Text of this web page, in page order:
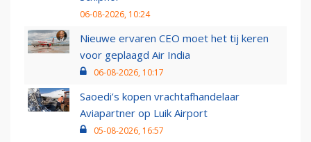
06-08-2026, 10:24
Nieuwe ervaren CEO moet het tij keren
voor geplaagd Air India
06-08-2026, 10:17
Saoedi’s kopen vrachtafhandelaar
Aviapartner op Luik Airport
05-08-2026, 16:57